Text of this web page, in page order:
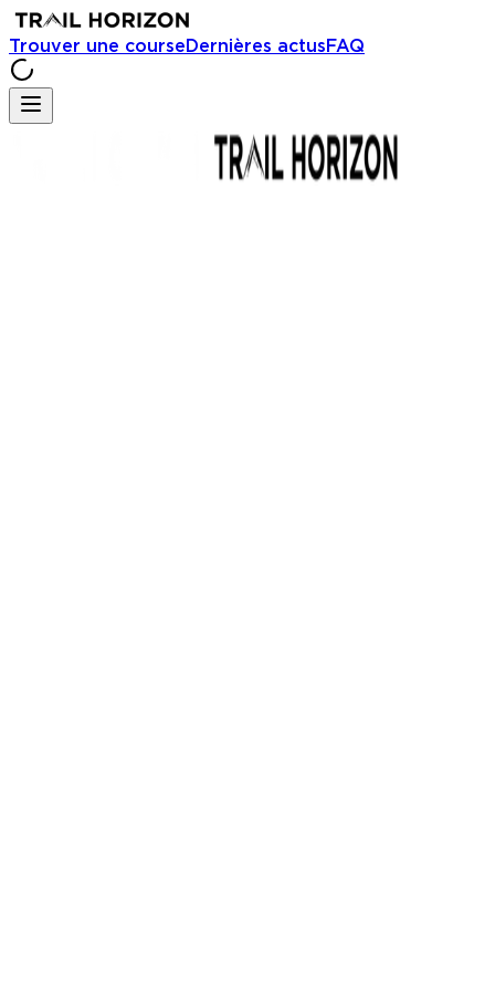
Trouver une courseDernières actusFAQ